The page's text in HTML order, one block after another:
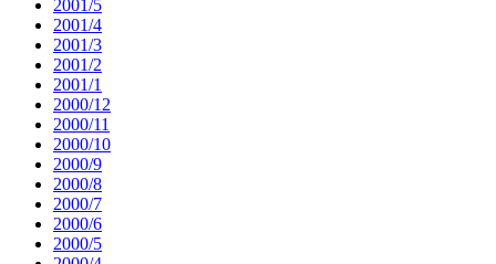
2001/5
2001/4
2001/3
2001/2
2001/1
2000/12
2000/11
2000/10
2000/9
2000/8
2000/7
2000/6
2000/5